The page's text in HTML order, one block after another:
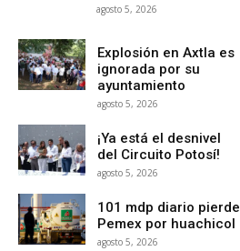
agosto 5, 2026
Explosión en Axtla es
ignorada por su
ayuntamiento
agosto 5, 2026
¡Ya está el desnivel
del Circuito Potosí!
agosto 5, 2026
101 mdp diario pierde
Pemex por huachicol
agosto 5, 2026